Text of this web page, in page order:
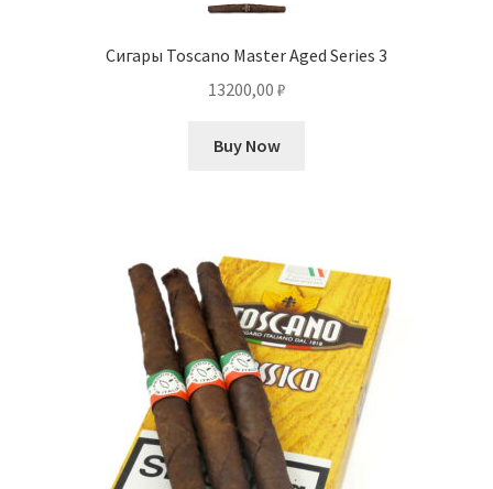
Сигары Toscano Master Aged Series 3
13200,00 ₽
Buy Now